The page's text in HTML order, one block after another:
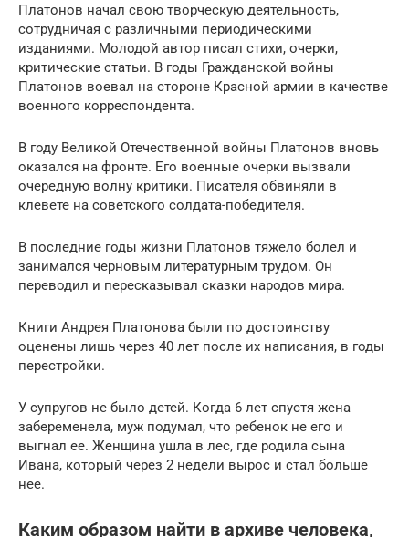
Платонов начал свою творческую деятельность,
сотрудничая с различными периодическими
изданиями. Молодой автор писал стихи, очерки,
критические статьи. В годы Гражданской войны
Платонов воевал на стороне Красной армии в качестве
военного корреспондента.
В году Великой Отечественной войны Платонов вновь
оказался на фронте. Его военные очерки вызвали
очередную волну критики. Писателя обвиняли в
клевете на советского солдата-победителя.
В последние годы жизни Платонов тяжело болел и
занимался черновым литературным трудом. Он
переводил и пересказывал сказки народов мира.
Книги Андрея Платонова были по достоинству
оценены лишь через 40 лет после их написания, в годы
перестройки.
У супругов не было детей. Когда 6 лет спустя жена
забеременела, муж подумал, что ребенок не его и
выгнал ее. Женщина ушла в лес, где родила сына
Ивана, который через 2 недели вырос и стал больше
нее.
Каким образом найти в архиве человека,